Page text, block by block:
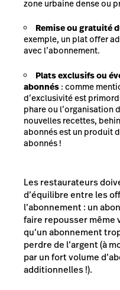
zone urbaine dense ou
Remise ou gratuité
exemple, un plat offer
avec l’abonnement.
Plats exclusifs ou
abonnés : comme
d’exclusivité est
phare ou l’organisation
nouvelles recettes,
abonnés est un produit
abonnés !
Les restaurateurs
d’équilibre entre les
l’abonnement : un
faire repousser même
qu’un abonnement
perdre de l’argent (à
par un fort volume
additionnelles !).